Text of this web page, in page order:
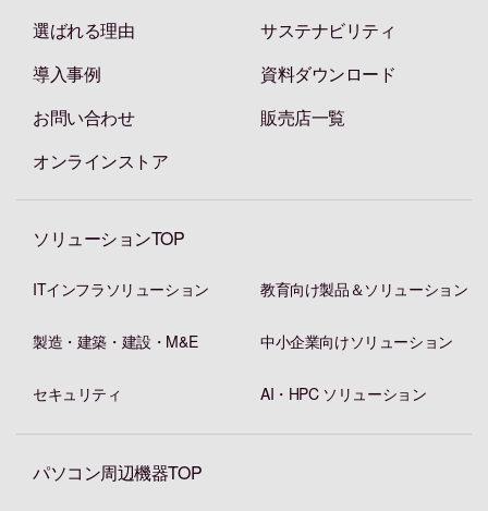
選ばれる理由
サステナビリティ
導入事例
資料ダウンロード
お問い合わせ
販売店一覧
オンラインストア
ソリューションTOP
ITインフラソリューション 教育向け製品＆ソリューション
製造・建築・建設・M&E 中小企業向けソリューション
セキュリティ AI・HPC ソリューション
パソコン周辺機器TOP